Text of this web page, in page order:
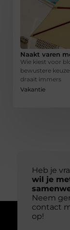
Naakt varen
Wie kiest voor
bewustere
draait immers
Vakantie
Heb je
wil je
Neem
contact
op!